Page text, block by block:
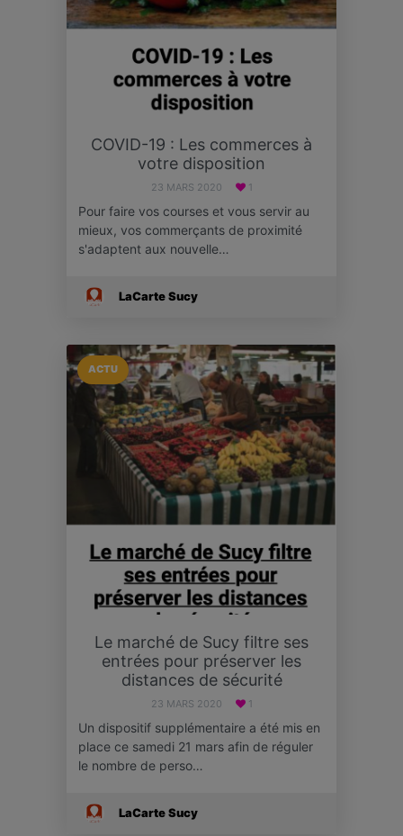
COVID-19 : Les commerces à
votre disposition
23 MARS 2020 1
Pour faire vos courses et vous servir au
mieux, vos commerçants de proximité
s'adaptent aux nouvelle…
LaCarte Sucy
ACTU
Le marché de Sucy filtre ses
entrées pour préserver les
distances de sécurité
23 MARS 2020 1
Un dispositif supplémentaire a été mis en
place ce samedi 21 mars afin de réguler
le nombre de perso…
LaCarte Sucy